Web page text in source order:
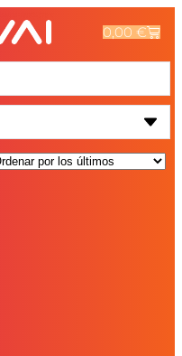
0,00€